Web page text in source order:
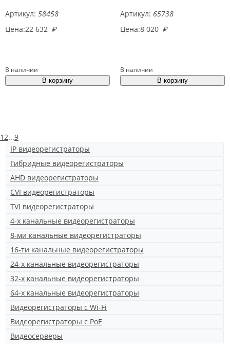
Артикул: 58458
Цена:22 632 ₽
В наличии
Артикул: 65738
Цена:8 020 ₽
В наличии
12...9
IP видеорегистраторы
Гибридные видеорегистраторы
AHD видеорегистраторы
CVI видеорегистраторы
TVI видеорегистраторы
4-х канальные видеорегистраторы
8-ми канальные видеорегистраторы
16-ти канальные видеорегистраторы
24-х канальные видеорегистраторы
32-х канальные видеорегистраторы
64-х канальные видеорегистраторы
Видеорегистраторы с Wi-Fi
Видеорегистраторы с PoE
Видеосерверы